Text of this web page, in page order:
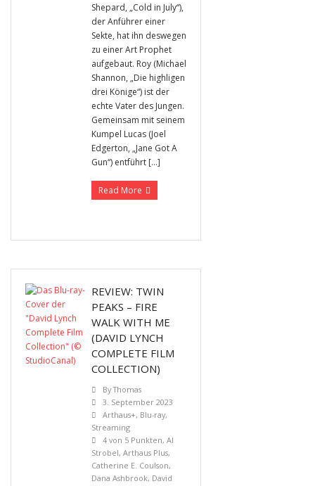
Shepard, „Cold in July“),
der Anführer einer
Sekte, hat ihn deswegen
zu einer Art Prophet
aufgebaut. Roy (Michael
Shannon, „Die highligen
drei Könige“) ist der
echte Vater des Jungen.
Gemeinsam mit seinem
Kumpel Lucas (Joel
Edgerton, „Jane Got A
Gun“) entführt […]
Read More
REVIEW: TWIN
PEAKS – FIRE
WALK WITH ME
(DAVID LYNCH
COMPLETE FILM
COLLECTION)
ByThomas
3. September 2023
Arthaus+, Blu-ray,
Streaming
4 von 5 Punkten, Al
Strobel, Arthaus Plus,
Catherine E. Coulson,
Dana Ashbrook, David